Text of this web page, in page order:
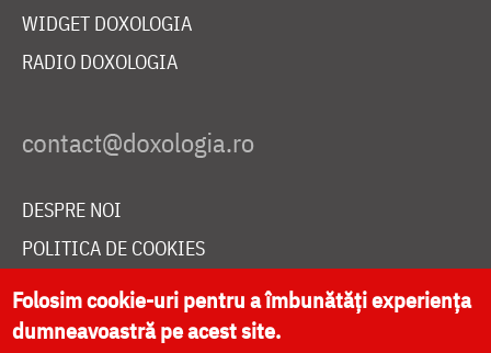
WIDGET DOXOLOGIA
RADIO DOXOLOGIA
DESPRE NOI
POLITICA DE COOKIES
DONEAZĂ ONLINE PENTRU CATEDRALA NAȚIONALĂ
Folosim cookie-uri pentru a îmbunătăți experiența
dumneavoastră pe acest site.